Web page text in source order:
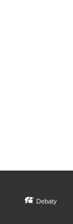
Debaty